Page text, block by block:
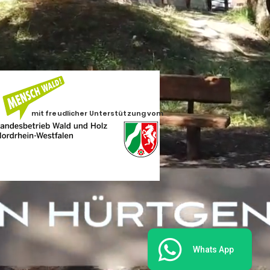
mit freudlicher Unterstützung vom
Whats App